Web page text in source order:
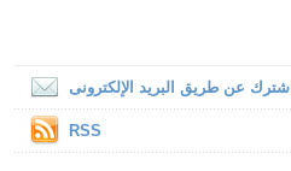
اشترك عن طريق البريد الإلكترونى
RSS